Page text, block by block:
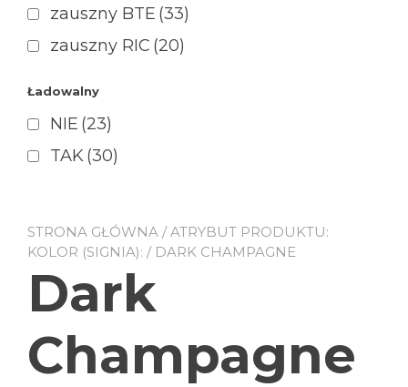
STRONA GŁÓWNA / ATRYBUT PRODUKTU:
KOLOR (SIGNIA): / DARK CHAMPAGNE
Dark
Champagne
zauszny BTE (33)
zauszny RIC (20)
Ładowalny
NIE (23)
TAK(30)